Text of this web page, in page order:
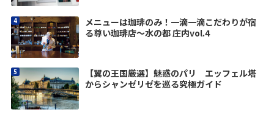
メニューは珈琲のみ！一滴一滴こだわりが宿
る尊い珈琲店～水の都 庄内vol.4
【翼の王国厳選】魅惑のパリ エッフェル塔
からシャンゼリゼを巡る究極ガイド